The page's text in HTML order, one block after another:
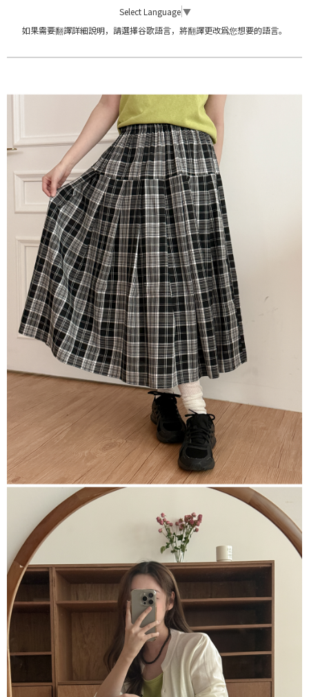
Select Language ▼
如果需要翻譯詳細說明，請選擇谷歌語言，將翻譯更改爲您想要的語言。